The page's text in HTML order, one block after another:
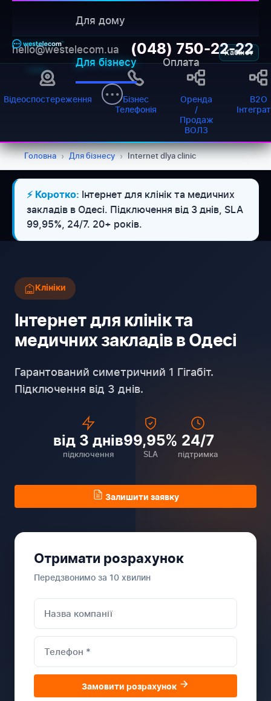
Для дому
Для бізнесу Оплата
Кабінет
hello@westelecom.ua (048) 750-22-22
Відеоспостереження
Бізнес
Телефонія
Оренда
/
Продаж
ВОЛЗ
B2O
Головна › Для бізнесу › Internet dlya clinic
⚡ Коротко: Інтернет для клінік та медичних
закладів в Одесі. Підключення від 3 днів, SLA
99,95%, 24/7. 20+ років.
Клініки
Інтернет для клінік та
медичних закладів в Одесі
Гарантований симетричний 1 Гігабіт.
Підключення від 3 днів.
від 3 днів
підключення
99,95%
SLA
24/7
підтримка
Залишити заявку
Отримати розрахунок
Передзвонимо за 10 хвилин
Замовити розрахунок
WESTELECOM